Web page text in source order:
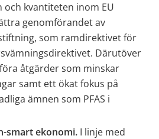
och kvantiteten inom EU
genomförandet av
som ramdirektivet för
Därutöver
åtgärder som minskar
samt ett ökat fokus på
ämnen som PFAS i
smart ekonomi. I linje med